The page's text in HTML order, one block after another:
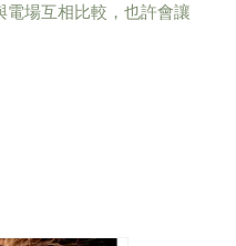
場互相比較，也許會讓